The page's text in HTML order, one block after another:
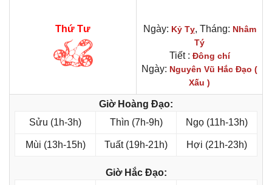
Thứ Tư Ngày: Kỷ Tỵ, Tháng: Nhâm
Tý
Tiết : Đông chí
Ngày: Nguyên Vũ Hắc Đạo (
Xấu )
Giờ Hoàng Đạo:
Sửu (1h-3h)
Thìn (7h-9h) Ngọ (11h-13h)
Mùi (13h-15h) Tuất (19h-21h) Hợi (21h-23h)
Giờ Hắc Đạo: